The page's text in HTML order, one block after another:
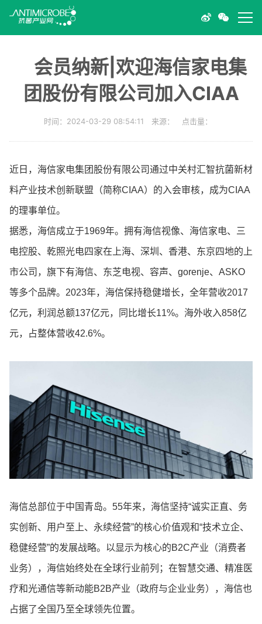
会员纳新|欢迎海信家电集
团股份有限公司加入CIAA
时间：2024-03-29 08:54:11 来源： 点击量：
近日，海信家电集团股份有限公司通过中关村汇智抗菌新材
料产业技术创新联盟（简称CIAA）的入会审核，成为CIAA
的理事单位。
据悉，海信成立于1969年。拥有海信视像、海信家电、三
电控股、乾照光电四家在上海、深圳、香港、东京四地的上
市公司，旗下有海信、东芝电视、容声、gorenje、ASKO
等多个品牌。2023年，海信保持稳健增长，全年营收2017
亿元，利润总额137亿元，同比增长11%。海外收入858亿
元，占整体营收42.6%。
海信总部位于中国青岛。55年来，海信坚持“诚实正直、务
实创新、用户至上、永续经营”的核心价值观和“技术立企、
稳健经营”的发展战略。以显示为核心的B2C产业（消费者
业务），海信始终处在全球行业前列；在智慧交通、精准医
疗和光通信等新动能B2B产业（政府与企业业务），海信也
占据了全国乃至全球领先位置。